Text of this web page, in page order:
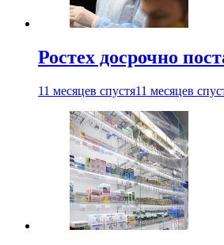
Ростех досрочно
11 месяцев спустя11 месяцев